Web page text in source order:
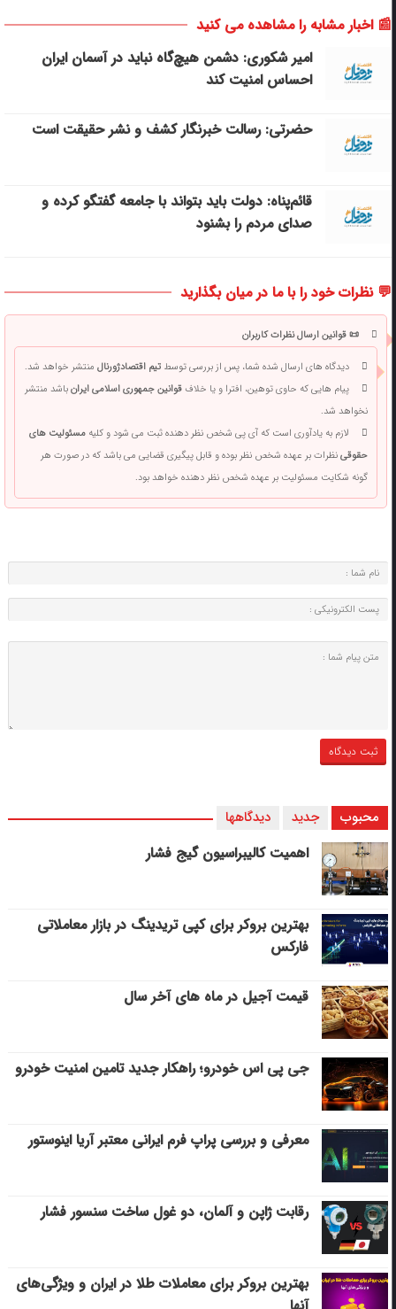
📰 اخبار مشابه را مشاهده می کنید
امیر شکوری: دشمن هیچ‌گاه نباید در آسمان ایران
احساس امنیت کند
حضرتی: رسالت خبرنگار کشف و نشر حقیقت است
قائم‌پناه: دولت باید بتواند با جامعه گفتگو کرده و
صدای مردم را بشنود
💬 نظرات خود را با ما در میان بگذارید
📜 قوانین ارسال نظرات کاربران
دیدگاه های ارسال شده شما، پس از بررسی توسطتیم اقتصادژورنالمنتشر خواهد شد.
پیام هایی که حاوی توهین، افترا و یا خلافقوانین جمهوری اسلامی ایرانباشد منتشر
نخواهد شد.
لازم به یادآوری است که آی پی شخص نظر دهنده ثبت می شود و کلیهمسئولیت های
حقوقینظرات بر عهده شخص نظر بوده و قابل پیگیری قضایی می باشد که در صورت هر
گونه شکایت مسئولیت بر عهده شخص نظر دهنده خواهد بود.
محبوب جدید دیدگاهها
اهمیت کالیبراسیون گیج فشار
بهترین بروکر برای کپی‌ تریدینگ در بازار معاملاتی
فارکس
قیمت آجیل در ماه های آخر سال
جی پی اس خودرو؛ راهکار جدید تامین امنیت خودرو
معرفی و بررسی پراپ فرم ایرانی معتبر آریا اینوستور
رقابت ژاپن و آلمان، دو غول ساخت سنسور فشار
بهترین بروکر برای معاملات طلا در ایران و ویژگی‌های